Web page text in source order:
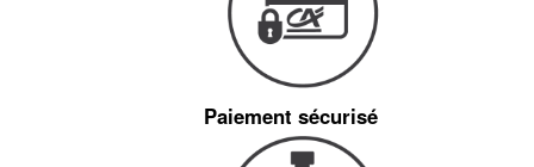
Paiement sécurisé